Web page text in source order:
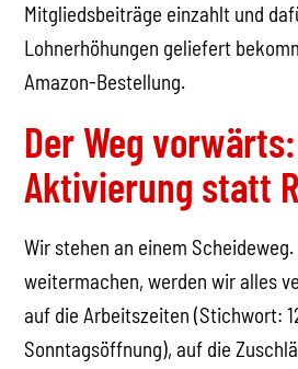
Mitgliedsbeiträge einzahlt und
Lohnerhöhungen geliefert
Amazon-Bestellung.
Der Weg vorwärts:
Aktivierung statt
Wir stehen an einem Scheideweg.
weitermachen, werden wir alles
auf die Arbeitszeiten (Stichwort:
Sonntagsöffnung), auf die